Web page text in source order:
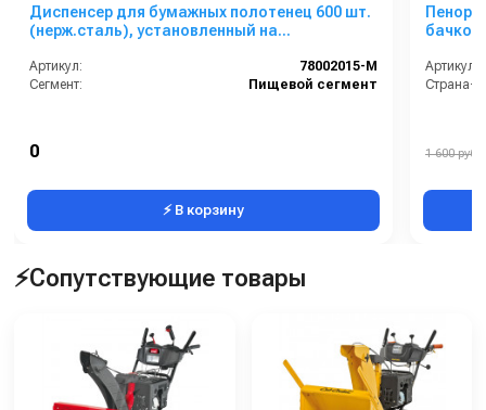
Диспенсер для бумажных полотенец 600 шт.
(нерж.сталь), установленный на
Артикул:
78002015-M
Сегмент:
Пищевой сегмент
0
⚡ В корзину
бачком
Артикул:
Страна-
1 600 руб.
⚡Сопутствующие товары